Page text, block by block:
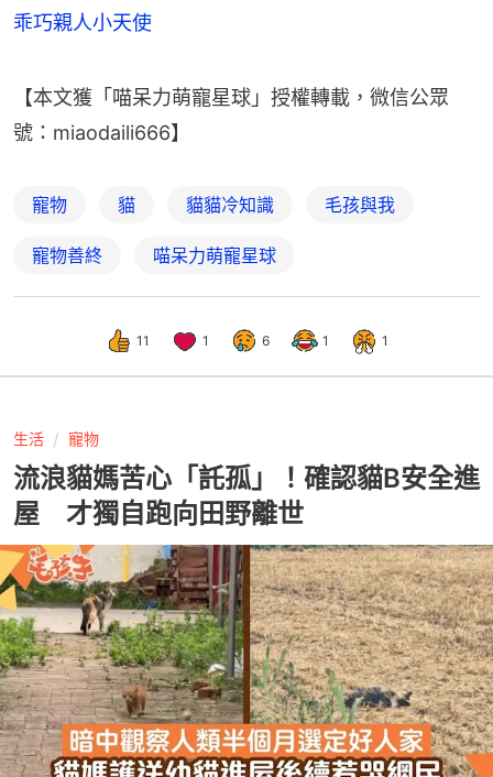
乖巧親人小天使
【本文獲「喵呆力萌寵星球」授權轉載，微信公眾
號：miaodaili666】
寵物 貓 貓貓冷知識 毛孩與我
寵物善終 喵呆力萌寵星球
11 1 6 1 1
生活 寵物
流浪貓媽苦心「託孤」！確認貓B安全進
屋 才獨自跑向田野離世